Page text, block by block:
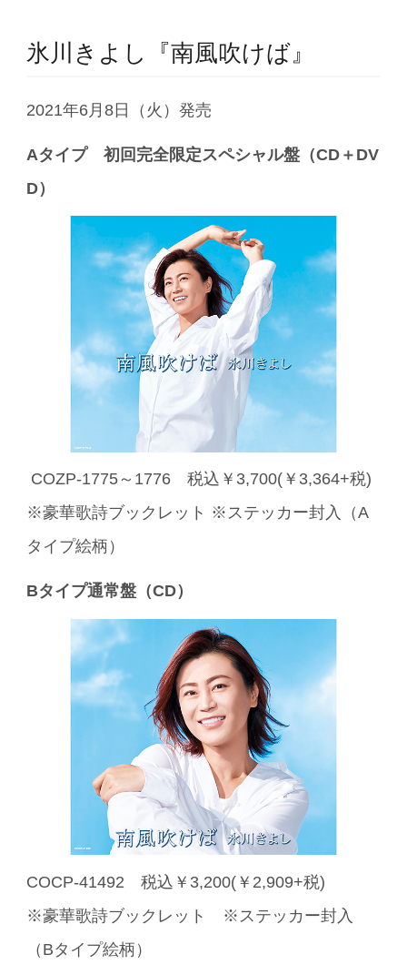
氷川きよし『南風吹けば』
2021年6月8日（火）発売
Aタイプ 初回完全限定スペシャル盤（CD＋DV
D）
COZP-1775～1776 税込￥3,700(￥3,364+税)
※豪華歌詩ブックレット ※ステッカー封入（A
タイプ絵柄）
Bタイプ通常盤（CD）
COCP-41492 税込￥3,200(￥2,909+税)
※豪華歌詩ブックレット ※ステッカー封入
（Bタイプ絵柄）